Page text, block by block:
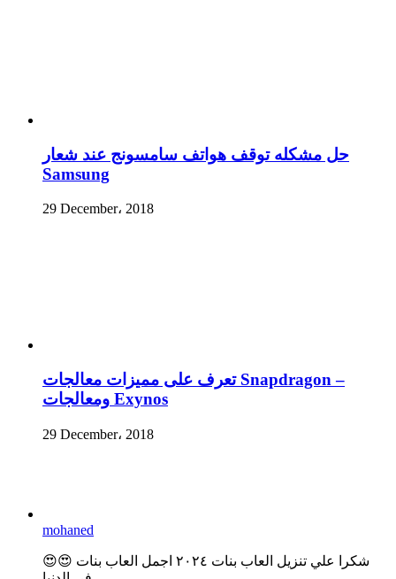
حل مشكله توقف هواتف سامسونج عند شعار
Samsung
29 December، 2018
تعرف على مميزات معالجات Snapdragon –
ومعالجات Exynos
29 December، 2018
mohaned
😍😍 شكرا علي تنزيل العاب بنات ٢٠٢٤ اجمل العاب بنات